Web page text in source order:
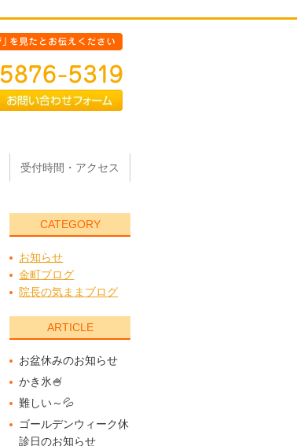
受付時間・アクセス
CATEGORY
お知らせ
金町ブログ
院長の気ままブログ
ARTICLE
お盆休みのお知らせ
かき氷🍧
難しい～💦
ゴールデンウィーク休
診日のお知らせ